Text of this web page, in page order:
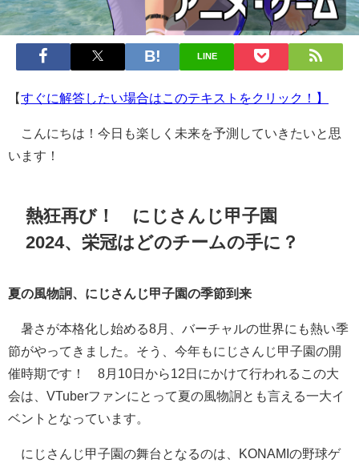
LINE
【すぐに解答したい場合はこのテキストをクリック！】
こんにちは！今日も楽しく未来を予測していきたいと思
います！
熱狂再び！ にじさんじ甲子園
2024、栄冠はどのチームの手に？
夏の風物詗、にじさんじ甲子園の季節到来
暑さが本格化し始める8月、バーチャルの世界にも熱い季
節がやってきました。そう、今年もにじさんじ甲子園の開
催時期です！ 8月10日から12日にかけて行われるこの大
会は、VTuberファンにとって夏の風物詗とも言える一大イ
ベントとなっています。
にじさんじ甲子園の舞台となるのは、KONAMIの野球ゲ